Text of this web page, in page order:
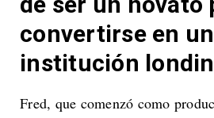
convertirse en
institución
Fred, que comenzó como